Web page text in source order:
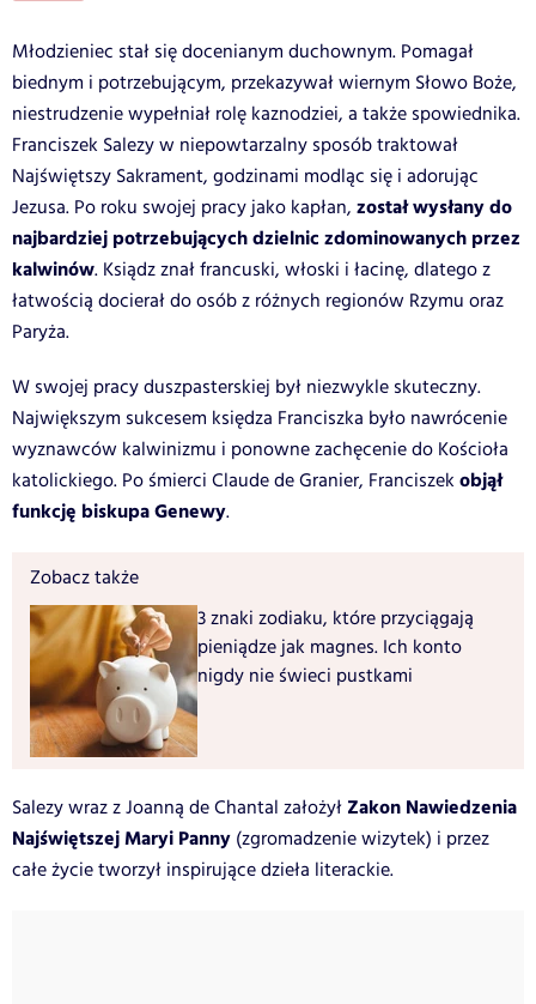
Młodzieniec stał się docenianym duchownym. Pomagał
biednym i potrzebującym, przekazywał wiernym Słowo Boże,
niestrudzenie wypełniał rolę kaznodziei, a także spowiednika.
Franciszek Salezy w niepowtarzalny sposób traktował
Najświętszy Sakrament, godzinami modląc się i adorując
Jezusa. Po roku swojej pracy jako kapłan, został wysłany do
najbardziej potrzebujących dzielnic zdominowanych przez
kalwinów. Ksiądz znał francuski, włoski i łacinę, dlatego z
łatwością docierał do osób z różnych regionów Rzymu oraz
Paryża.
W swojej pracy duszpasterskiej był niezwykle skuteczny.
Największym sukcesem księdza Franciszka było nawrócenie
wyznawców kalwinizmu i ponowne zachęcenie do Kościoła
katolickiego. Po śmierci Claude de Granier, Franciszek objął
funkcję biskupa Genewy.
Zobacz także
3 znaki zodiaku, które przyciągają
pieniądze jak magnes. Ich konto
nigdy nie świeci pustkami
Salezy wraz z Joanną de Chantal założył Zakon Nawiedzenia
Najświętszej Maryi Panny (zgromadzenie wizytek) i przez
całe życie tworzył inspirujące dzieła literackie.